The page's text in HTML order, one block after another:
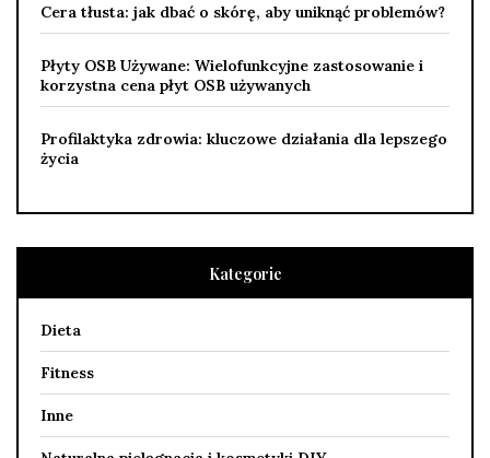
Cera tłusta: jak dbać o skórę, aby uniknąć problemów?
Płyty OSB Używane: Wielofunkcyjne zastosowanie i
korzystna cena płyt OSB używanych
Profilaktyka zdrowia: kluczowe działania dla lepszego
życia
Kategorie
Dieta
Fitness
Inne